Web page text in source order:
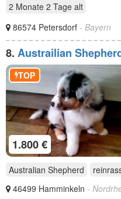
2 Monate 2 Tage alt
86574 Petersdorf - Bayern
8.
1.800 €
TOP
Australian Shepherd
46499 Hamminkeln -